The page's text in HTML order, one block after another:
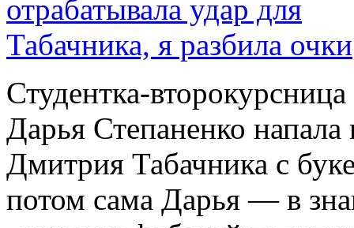
Студентка-
Дарья Степаненко
Дмитрия Табачника с
потом сама Дарья — в